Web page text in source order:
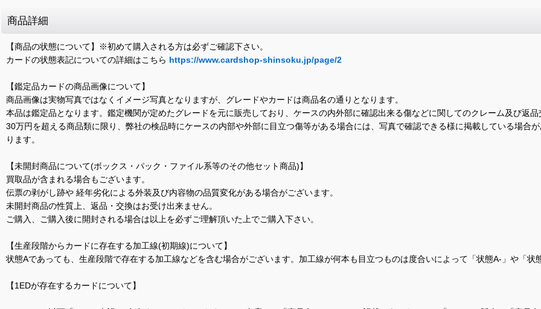
商品詳細
【商品の状態について】※初めて購入される方は必ずご確認下さい。
カードの状態表記についての詳細はこちら https://www.cardshop-shinsoku.jp/page/2
【鑑定品カードの商品画像について】
商品画像は実物写真ではなくイメージ写真となりますが、グレードやカードは商品名の通りとなります。
本品は鑑定品となります。鑑定機関が定めたグレードを元に販売しており、ケースの内外部に確認出来る傷などに関してのクレーム及び返
30万円を超える商品類に限り、弊社の検品時にケースの内部や外部に目立つ傷等がある場合には、写真で確認できる様に掲載している場合
ります。
【未開封商品について(ボックス・パック・ファイル系等のその他セット商品)】
買取品が含まれる場合もございます。
伝票の剥がし跡や 経年劣化による外装及び内容物の品質変化がある場合がございます。
未開封商品の性質上、返品・交換はお受け出来ません。
ご購入、ご購入後に開封される場合は以上を必ずご理解頂いた上でご購入下さい。
【生産段階からカードに存在する加工線(初期線)について】
状態Aであっても、生産段階で存在する加工線などを含む場合がございます。加工線が何本も目立つものは度合いによって「状態A-」や「状
【1EDが存在するカードについて】